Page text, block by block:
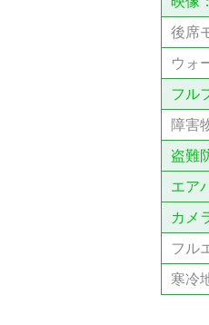
後席
ウォ
フル
障害
盗難
エア
カメ
フル
寒冷